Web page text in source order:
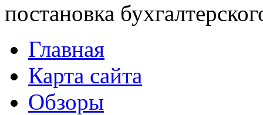
постановка
Главная
Карта сайта
Обзоры